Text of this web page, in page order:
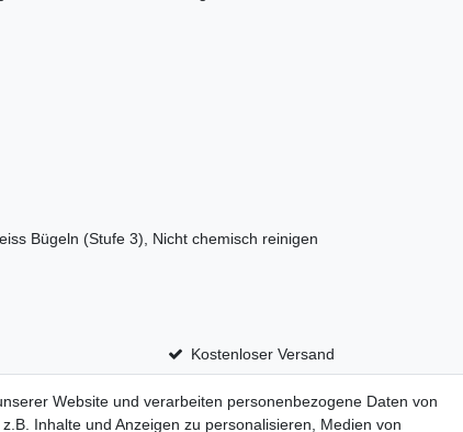
Bügeln (Stufe 3), Nicht chemisch reinigen
Kostenloser Versand
Website und verarbeiten personenbezogene Daten von
Inhalte und Anzeigen zu personalisieren, Medien von